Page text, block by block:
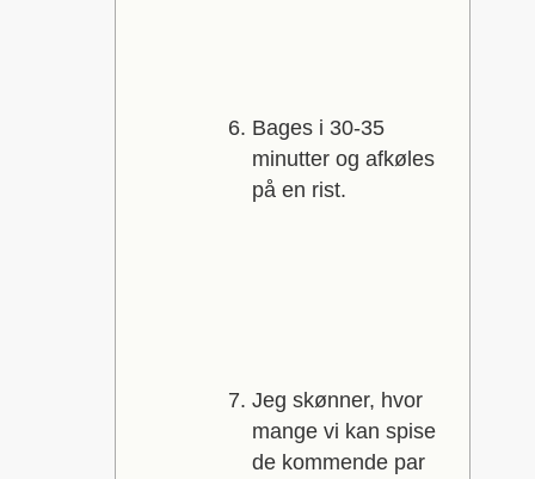
Bages i 30-35
minutter og afkøles
på en rist.
Jeg skønner, hvor
mange vi kan spise
de kommende par